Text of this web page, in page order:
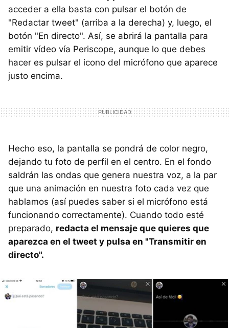
acceder a ella basta con pulsar el botón de
"Redactar tweet" (arriba a la derecha) y, luego, el
botón "En directo". Así, se abrirá la pantalla para
emitir vídeo vía Periscope, aunque lo que debes
hacer es pulsar el icono del micrófono que aparece
justo encima.
Hecho eso, la pantalla se pondrá de color negro,
dejando tu foto de perfil en el centro. En el fondo
saldrán las ondas que genera nuestra voz, a la par
que una animación en nuestra foto cada vez que
hablamos (así puedes saber si el micrófono está
funcionando correctamente). Cuando todo esté
preparado, redacta el mensaje que quieres que
aparezca en el tweet y pulsa en "Transmitir en
directo".